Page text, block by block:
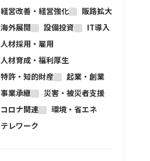
経営改善・経営強化
販路拡大
海外展開
設備投資
IT導入
人材採用・雇用
人材育成・福利厚生
特許・知的財産
起業・創業
事業承継
災害・被災者支援
コロナ関連
環境・省エネ
テレワーク